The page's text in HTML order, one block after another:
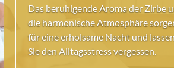
Entdecken Sie unsere einladenden
Zirbenzimmer, die mit natürlichen
Materialien und liebevollen Details
gestaltet sind.